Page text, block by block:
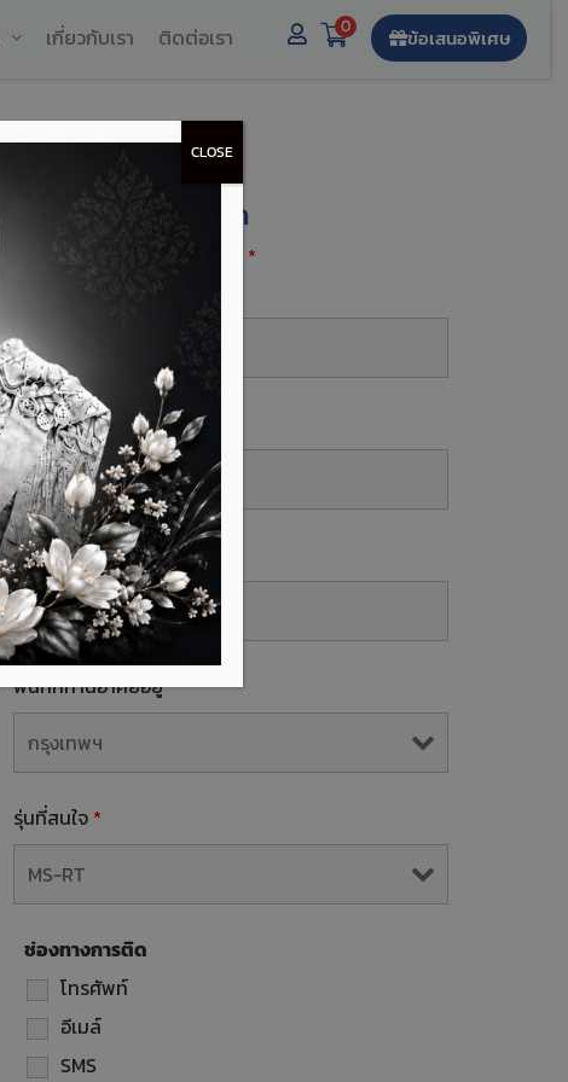
เกี่ยวกับเรา ติดต่อเรา 0 ข้อเสนอพิเศษ
ลงทะเบียนรับส่วนลด
ต้องกรอกฟิลด์ที่มีเครื่องหมาย *
เบอร์โทร*
Email
พื้นที่ที่ท่านอาศัยอยู่*
รุ่นที่สนใจ *
ช่องทางการติด
โทรศัพท์
อีเมล์
SMS
CLOSE